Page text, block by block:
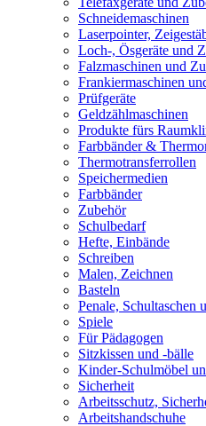
Schneidemaschinen
Laserpointer,
Loch-, Ösgeräte und
Falzmaschinen und
Frankiermaschinen
Prüfgeräte
Geldzählmaschinen
Produkte fürs
Farbbänder &
Thermotransferrollen
Speichermedien
Farbbänder
Zubehör
Schulbedarf
Hefte, Einbände
Schreiben
Malen, Zeichnen
Basteln
Penale, Schultaschen
Spiele
Für Pädagogen
Sitzkissen und -bälle
Kinder-Schulmöbel
Sicherheit
Arbeitsschutz,
Arbeitshandschuhe